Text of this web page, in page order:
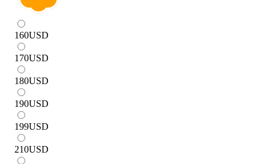
160USD
170USD
180USD
190USD
199USD
210USD